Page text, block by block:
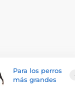
Para los perros
más grandes